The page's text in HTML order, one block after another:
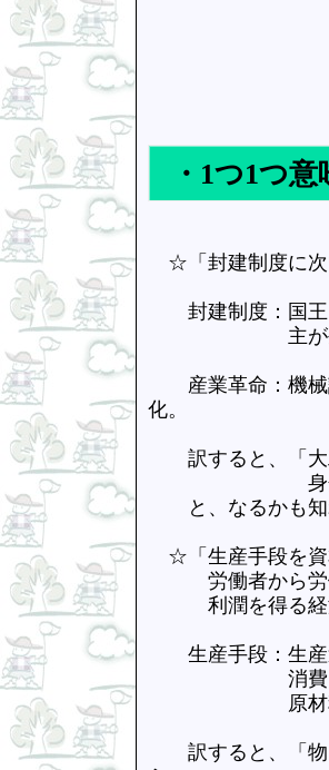
・1つ1つ
☆「封建制度に次
封建制度：国王
主が生産者で
産業革命：機械
化。
訳すると、「大
身分支配制
と、なるかも知
☆「生産手段を資
労働者から労働
利潤を得る経
生産手段：生産
消費・使用
原材料・土地
訳すると、「物